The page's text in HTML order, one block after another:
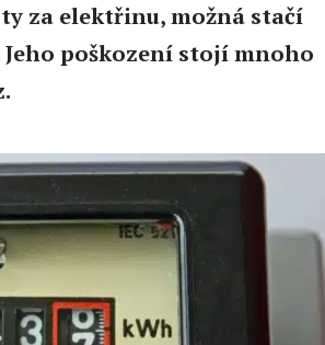
za elektřinu, možná stačí
poškození stojí mnoho